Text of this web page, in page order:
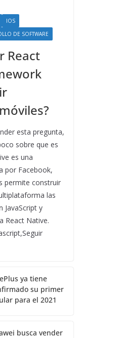
IOS
DE SOFTWARE
React
esta pregunta,
sobre que es
es una
por Facebook,
permite construir
las
JavaScript y
React Native.
ya tiene
su primer
para el 2021
busca vender